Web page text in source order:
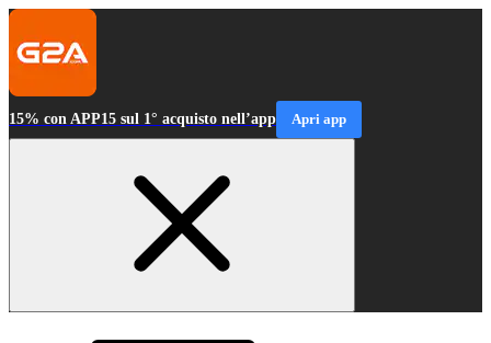
15% con APP15 sul 1° acquisto nell’app Apri app